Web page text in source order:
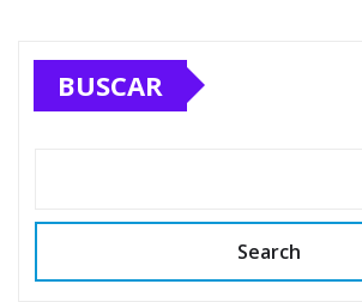
BUSCAR
Search